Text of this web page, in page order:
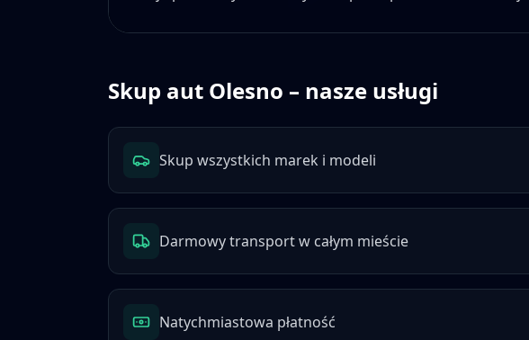
Skup aut Olesno – nasze usługi
Skup wszystkich marek i modeli
Darmowy transport w całym mieście
Natychmiastowa płatność